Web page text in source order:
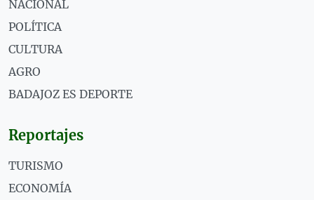
NACIONAL
POLÍTICA
CULTURA
AGRO
BADAJOZ ES DEPORTE
Reportajes
TURISMO
ECONOMÍA